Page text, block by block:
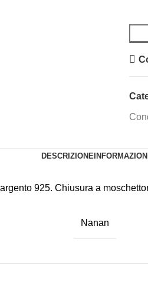
DESCRIZIONE
925. Chiusura a
Nanan